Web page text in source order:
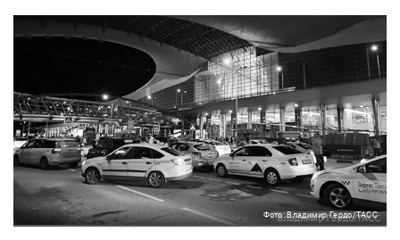
Фото: Владимир Гердо/ТАСС